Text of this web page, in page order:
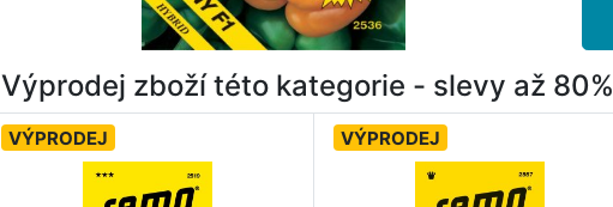
Výprodej zboží této kategorie - slevy až 80%
VÝPRODEJ VÝPRODEJ